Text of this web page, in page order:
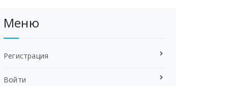
Меню
Регистрация
Войти